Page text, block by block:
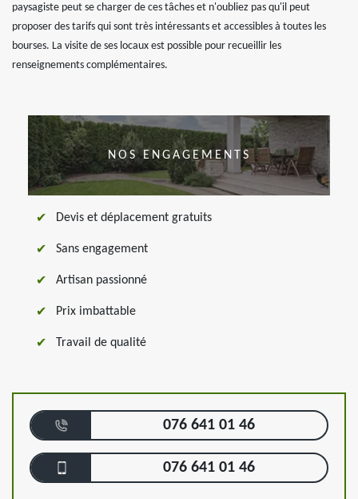
paysagiste peut se charger de ces tâches et n'oubliez pas qu'il peut
proposer des tarifs qui sont très intéressants et accessibles à toutes les
bourses. La visite de ses locaux est possible pour recueillir les
renseignements complémentaires.
NOS ENGAGEMENTS
Devis et déplacement gratuits
Sans engagement
Artisan passionné
Prix imbattable
Travail de qualité
076 641 01 46
076 641 01 46